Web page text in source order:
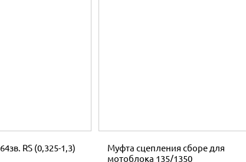
RS (0,325-1,3)
Муфта сцепления сборе для
мотоблока 135/1350